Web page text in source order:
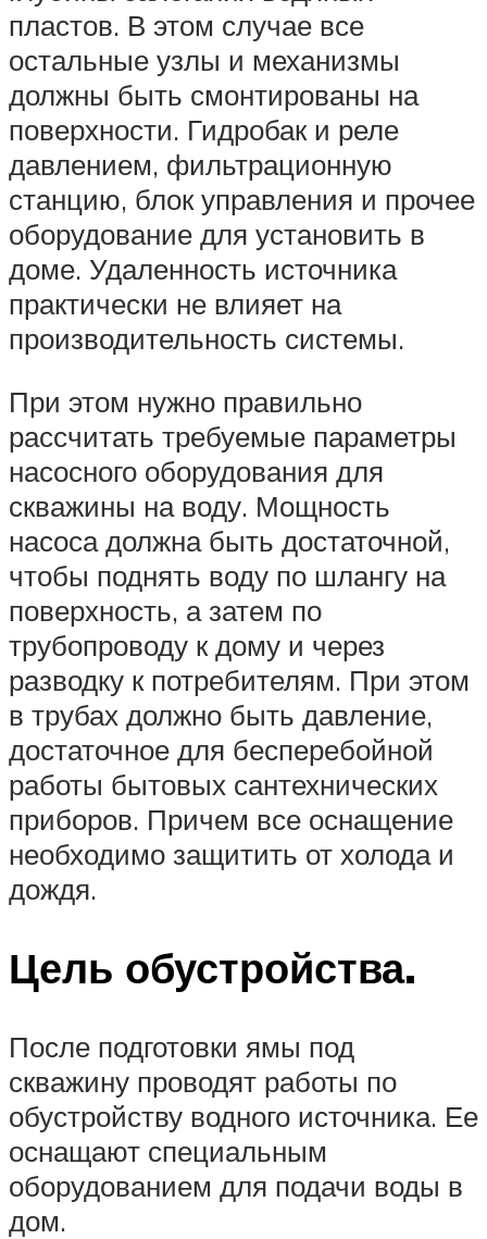
пластов. В этом случае все
остальные узлы и механизмы
должны быть смонтированы на
поверхности. Гидробак и реле
давлением, фильтрационную
станцию, блок управления и прочее
оборудование для установить в
доме. Удаленность источника
практически не влияет на
производительность системы.
При этом нужно правильно
рассчитать требуемые параметры
насосного оборудования для
скважины на воду. Мощность
насоса должна быть достаточной,
чтобы поднять воду по шлангу на
поверхность, а затем по
трубопроводу к дому и через
разводку к потребителям. При этом
в трубах должно быть давление,
достаточное для бесперебойной
работы бытовых сантехнических
приборов. Причем все оснащение
необходимо защитить от холода и
дождя.
Цель обустройства.
После подготовки ямы под
скважину проводят работы по
обустройству водного источника. Ее
оснащают специальным
оборудованием для подачи воды в
дом.